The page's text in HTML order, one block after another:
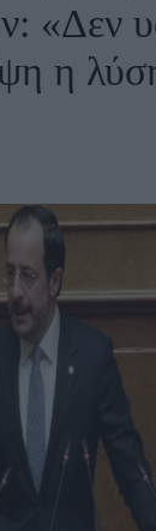
«Δεν
η